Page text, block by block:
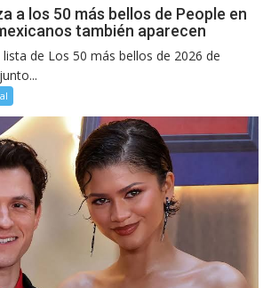
a los 50 más bellos de People en
también aparecen
de Los 50 más bellos de 2026 de